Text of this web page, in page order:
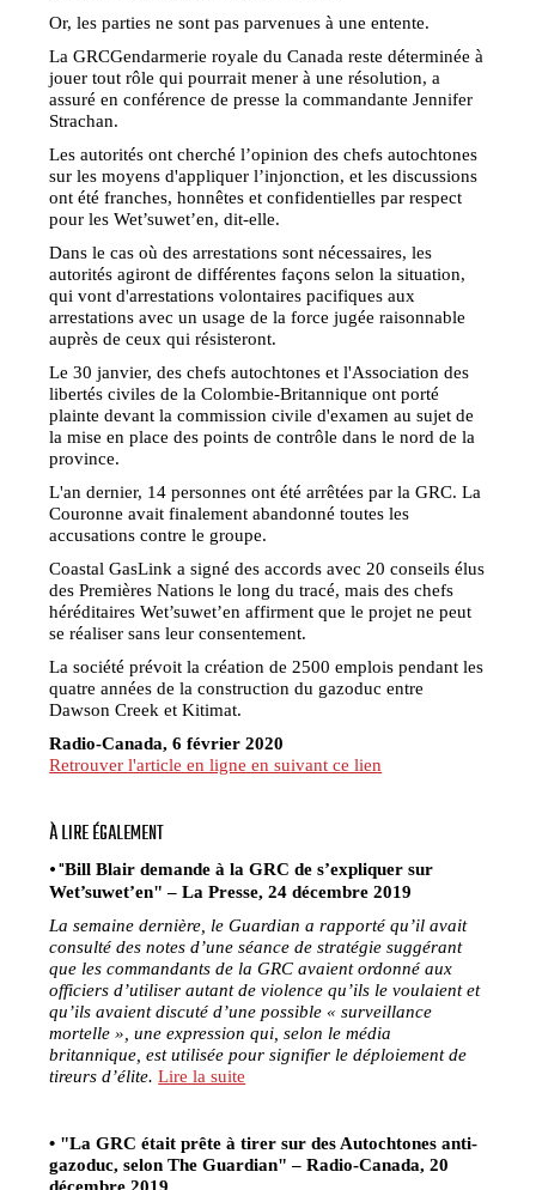
Or, les parties ne sont pas parvenues à une entente.
La GRCGendarmerie royale du Canada reste déterminée à
jouer tout rôle qui pourrait mener à une résolution, a
assuré en conférence de presse la commandante Jennifer
Strachan.
Les autorités ont cherché l’opinion des chefs autochtones
sur les moyens d'appliquer l’injonction, et les discussions
ont été franches, honnêtes et confidentielles par respect
pour les Wet’suwet’en, dit-elle.
Dans le cas où des arrestations sont nécessaires, les
autorités agiront de différentes façons selon la situation,
qui vont d'arrestations volontaires pacifiques aux
arrestations avec un usage de la force jugée raisonnable
auprès de ceux qui résisteront.
Le 30 janvier, des chefs autochtones et l'Association des
libertés civiles de la Colombie-Britannique ont porté
plainte devant la commission civile d'examen au sujet de
la mise en place des points de contrôle dans le nord de la
province.
L'an dernier, 14 personnes ont été arrêtées par la GRC. La
Couronne avait finalement abandonné toutes les
accusations contre le groupe.
Coastal GasLink a signé des accords avec 20 conseils élus
des Premières Nations le long du tracé, mais des chefs
héréditaires Wet’suwet’en affirment que le projet ne peut
se réaliser sans leur consentement.
La société prévoit la création de 2500 emplois pendant les
quatre années de la construction du gazoduc entre
Dawson Creek et Kitimat.
Radio-Canada, 6 février 2020
Retrouver l'article en ligne en suivant ce lien
À LIRE ÉGALEMENT
• "Bill Blair demande à la GRC de s’expliquer sur
Wet’suwet’en" – La Presse, 24 décembre 2019
La semaine dernière, le Guardian a rapporté qu’il avait
consulté des notes d’une séance de stratégie suggérant
que les commandants de la GRC avaient ordonné aux
officiers d’utiliser autant de violence qu’ils le voulaient et
qu’ils avaient discuté d’une possible « surveillance
mortelle », une expression qui, selon le média
britannique, est utilisée pour signifier le déploiement de
tireurs d’élite.Lire la suite
• "La GRC était prête à tirer sur des Autochtones anti-
gazoduc, selon The Guardian" – Radio-Canada, 20
décembre 2019